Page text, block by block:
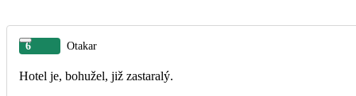
6 Otakar
Hotel je, bohužel, již zastaralý.